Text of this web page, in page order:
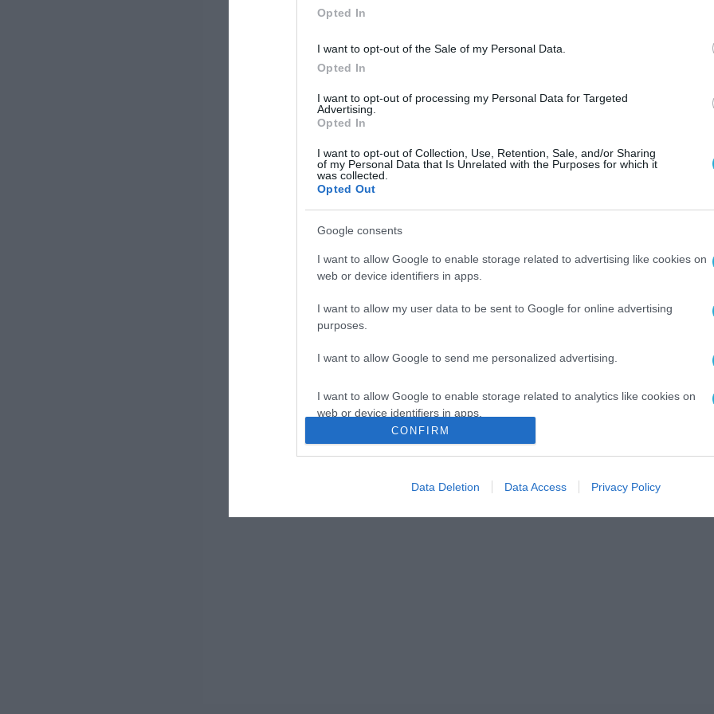
Opted In
I want to opt-out of the Sale of my Personal Data.
Opted In
I want to opt-out of processing my Personal Data for Targeted
Advertising.
Opted In
I want to opt-out of Collection, Use, Retention, Sale, and/or Sharing
of my Personal Data that Is Unrelated with the Purposes for which it
was collected.
Opted Out
Google consents
I want to allow Google to enable storage related to advertising like cookies on
web or device identifiers in apps.
I want to allow my user data to be sent to Google for online advertising
purposes.
I want to allow Google to send me personalized advertising.
I want to allow Google to enable storage related to analytics like cookies on
web or device identifiers in apps.
I want to allow Google to enable storage related to functionality of the website
I want to allow Google to enable storage related to personalization.
CONFIRM
Data Deletion Data Access Privacy Policy